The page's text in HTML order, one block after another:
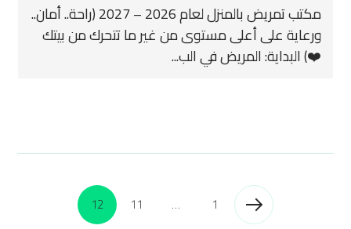
مكتب تمريض بالمنزل لعام 2026 – 2027 (راحة.. أمان..
ورعاية على أعلى مستوى من غير ما تتحرك من بيتك
❤️) البداية: المريض في الب...
1
…
11
12